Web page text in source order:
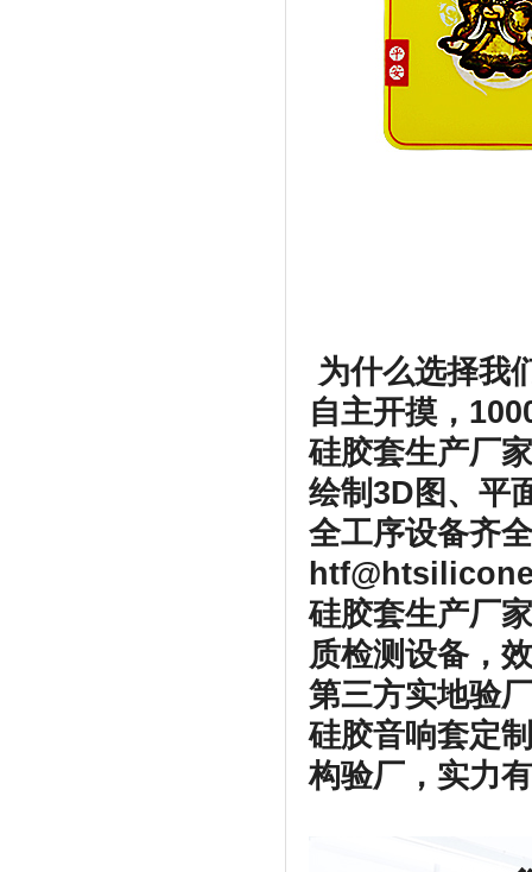
为什么选择我
自主开摸，
硅胶套生产厂
绘制3D图、平
全工序设备齐
硅胶套生产厂
质检测设备，
第三方实地验
硅胶音响套定
构验厂，实力